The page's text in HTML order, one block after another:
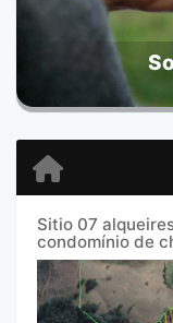
Sitio 07
condomínio de